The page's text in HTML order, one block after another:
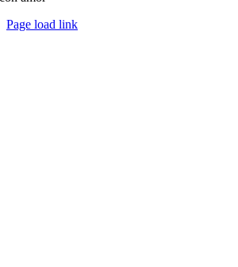
Page load link